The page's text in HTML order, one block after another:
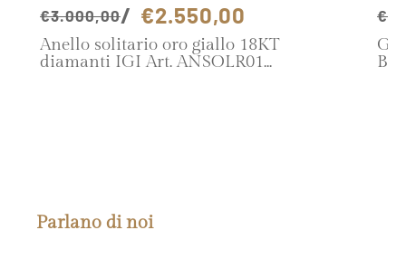
€3.000,00 €2.550,00
Anello solitario oro giallo 18KT
diamanti IGI Art. ANSOLR01
Parlano di noi